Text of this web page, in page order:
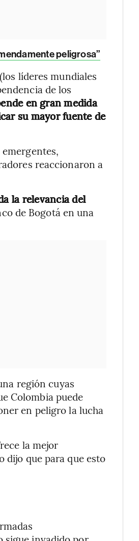
peligrosa”
líderes mundiales
de los
en gran medida
su mayor fuente de
reaccionaron a
la relevancia del
de Bogotá en una
región cuyas
Colombia puede
en peligro la lucha
la mejor
dijo que para que esto